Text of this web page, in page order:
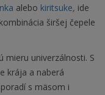
alebo kiritsuke, ide
širšej čepele
mieru univerzálnosti. S
krája a naberá
s mäsom i